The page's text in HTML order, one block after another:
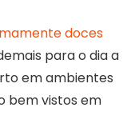
doces
para o dia a
em ambientes
bem vistos em